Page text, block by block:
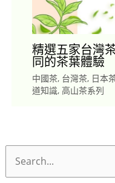
精選五家台灣
同的茶葉體驗
中國茶, 台灣茶, 日本
道知識, 高山茶系列